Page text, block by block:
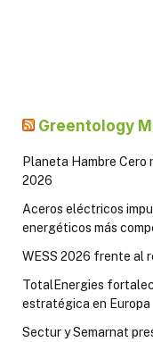
Greentology
Planeta Hambre Cero
2026
Aceros eléctricos
energéticos más
WESS 2026 frente al
TotalEnergies
estratégica en Europa
Sectur y Semarnat